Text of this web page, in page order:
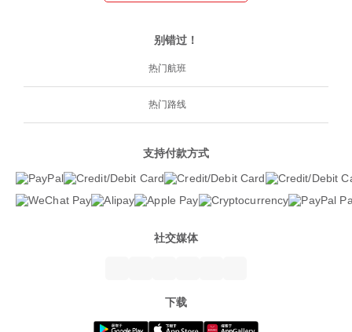
别错过！
热门航班
热门路线
支持付款方式
社交媒体
下载